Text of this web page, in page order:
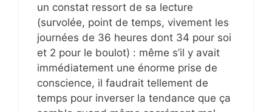
un constat ressort de sa lecture
(survolée, point de temps, vivement les
journées de 36 heures dont 34 pour soi
et 2 pour le boulot) : même s’il y avait
immédiatement une énorme prise de
conscience, il faudrait tellement de
temps pour inverser la tendance que ça